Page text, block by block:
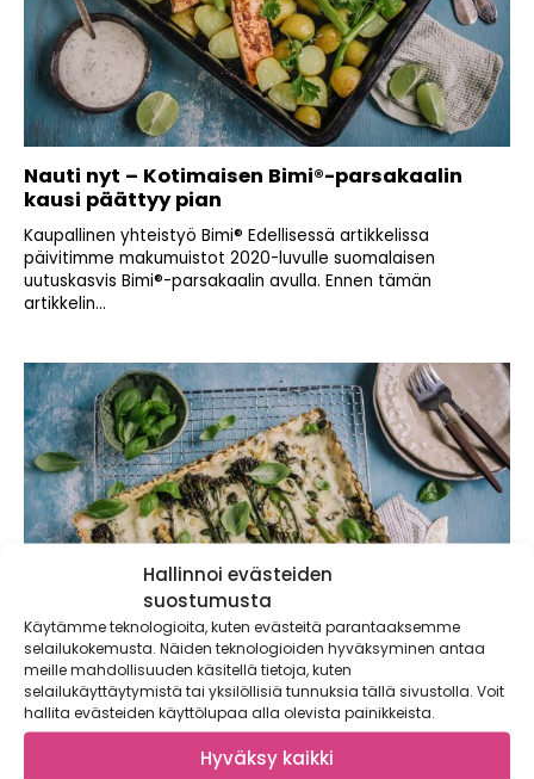
Hallinnoi evästeiden
suostumusta
Käytämme teknologioita, kuten evästeitä parantaaksemme
selailukokemusta. Näiden teknologioiden hyväksyminen antaa
meille mahdollisuuden käsitellä tietoja, kuten
selailukäyttäytymistä tai yksilöllisiä tunnuksia tällä sivustolla. Voit
hallita evästeiden käyttölupaa alla olevista painikkeista.
Hyväksy kaikki
Nauti nyt – Kotimaisen Bimi®-parsakaalin
kausi päättyy pian
Kaupallinen yhteistyö Bimi® Edellisessä artikkelissa
päivitimme makumuistot 2020-luvulle suomalaisen
uutuskasvis Bimi®-parsakaalin avulla. Ennen tämän
artikkelin...
Unohda ennakkoluulot – Maailman
monipuolisin Bimi® -parsakaali päivittää
makumuistosi 2020-luvulle!